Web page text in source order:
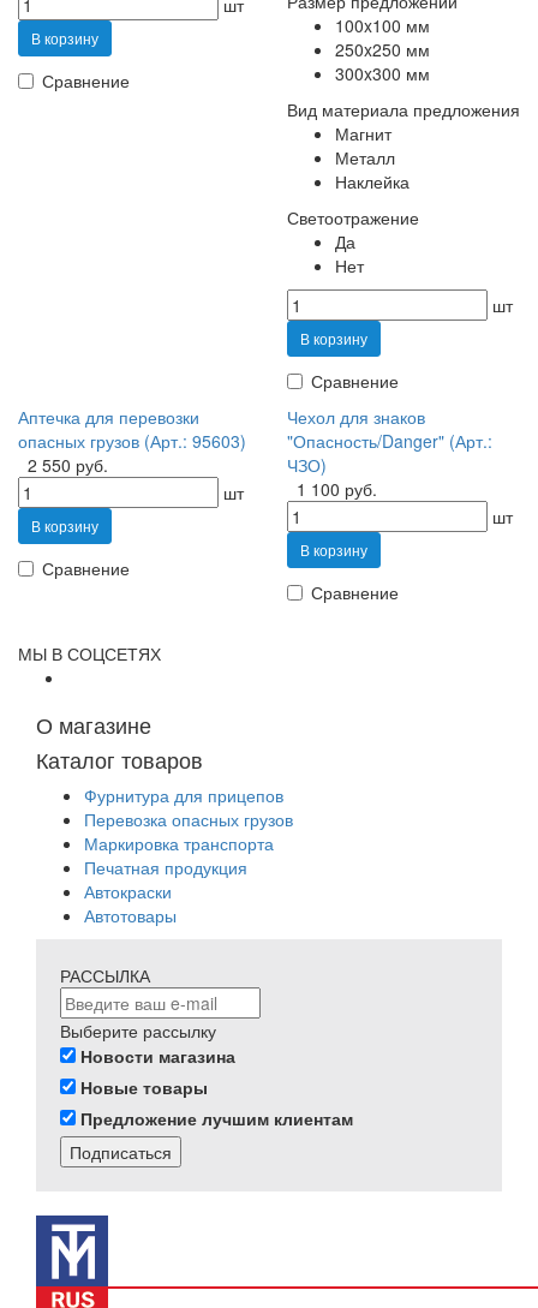
шт
В корзину
Сравнение
100x100 мм
250x250 мм
300x300 мм
Вид материала предложения
Магнит
Металл
Наклейка
Светоотражение
Да
Нет
шт
В корзину
Сравнение
Аптечка для перевозки
опасных грузов (Арт.: 95603)
2 550 руб.
шт
В корзину
Сравнение
Чехол для знаков
"Опасность/Danger" (Арт.:
ЧЗО)
1 100 руб.
шт
В корзину
Сравнение
МЫ В СОЦСЕТЯХ
О магазине
Каталог товаров
Фурнитура для прицепов
Перевозка опасных грузов
Маркировка транспорта
Печатная продукция
Автокраски
Автотовары
РАССЫЛКА
Выберите рассылку
Новости магазина
Новые товары
Предложение лучшим клиентам
Подписаться